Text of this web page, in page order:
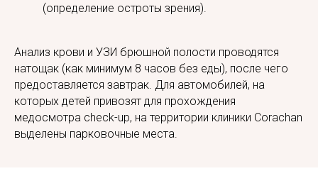
(определение остроты зрения).
Анализ крови и УЗИ брюшной полости проводятся
натощак (как минимум 8 часов без еды), после чего
предоставляется завтрак. Для автомобилей, на
которых детей привозят для прохождения
медосмотра check-up, на территории клиники Corachan
выделены парковочные места.